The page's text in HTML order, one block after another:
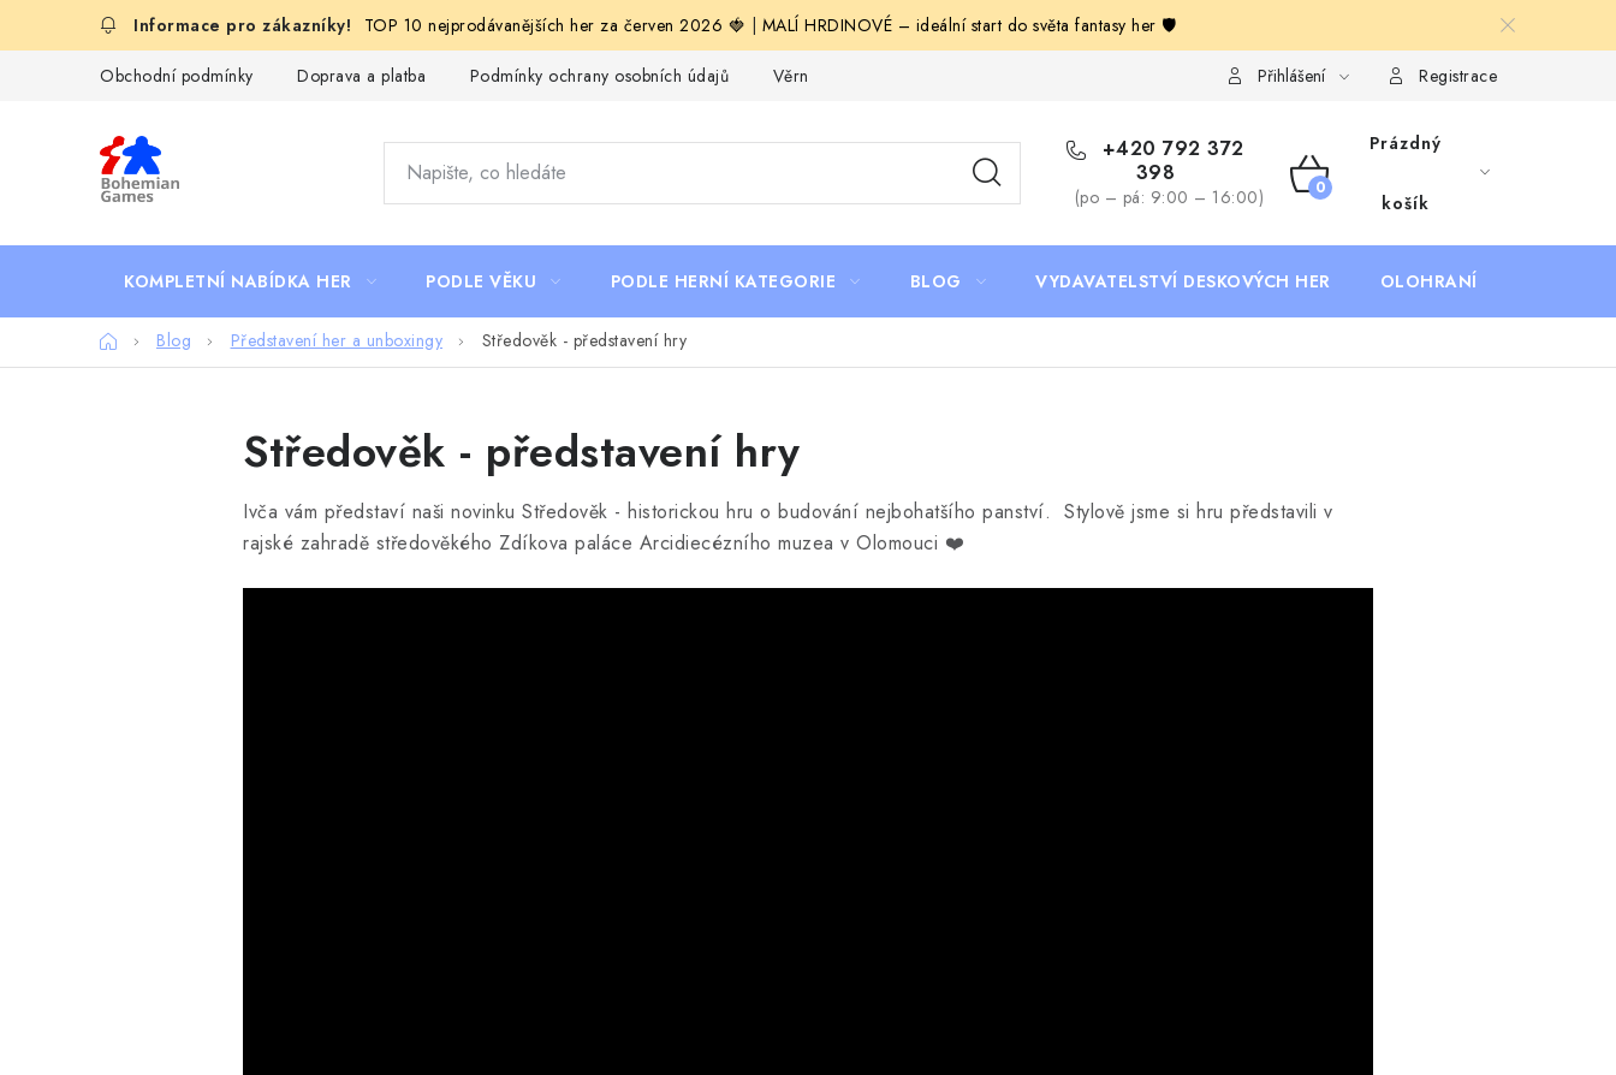
TOP 10 nejprodávanějších her za červen 2026 🍓 MALÍ HRDINOVÉ – ideální start do světa fantasy her 🛡️
Obchodní podmínky Doprava a platba Podmínky ochrany osobních údajů Věrnostní program Staň se bohémem! Deskoherní kluby, DDM, knihovny a jiné zájmové organizace
Přihlášení Registrace
+420 792 372
398
(po – pá: 9:00 – 16:00)
NÁKUPNÍ
Prázdný
košík
KOMPLETNÍ NABÍDKA HER PODLE VĚKU PODLE HERNÍ KATEGORIE BLOG VYDAVATELSTVÍ DESKOVÝCH HER OLOHRANÍ
DomůBlog Představení her a unboxingy Středověk - představení hry
Středověk - představení hry
Ivča vám představí naši novinku Středověk - historickou hru o budování nejbohatšího panství. Stylově jsme si hru představili v
rajské zahradě středověkého Zdíkova paláce Arcidiecézního muzea v Olomouci ❤️